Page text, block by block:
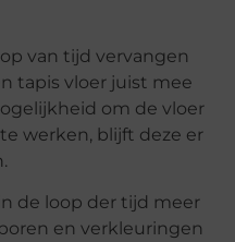
van tijd vervangen
tapis vloer juist mee
om de vloer
werken, blijft deze er
de loop der tijd meer
en verkleuringen